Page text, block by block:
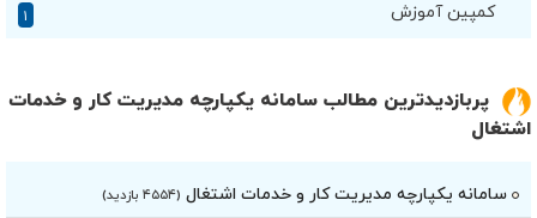
کمپین آموزش
پربازدیدترین مطالب سامانه یکپارچه مدیریت کار و خدمات
اشتغال
سامانه یکپارچه مدیریت کار و خدمات اشتغال (۴۵۵۴ بازدید)